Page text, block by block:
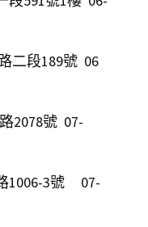
二段189號  06
2078號  07-
1006-3號
07-